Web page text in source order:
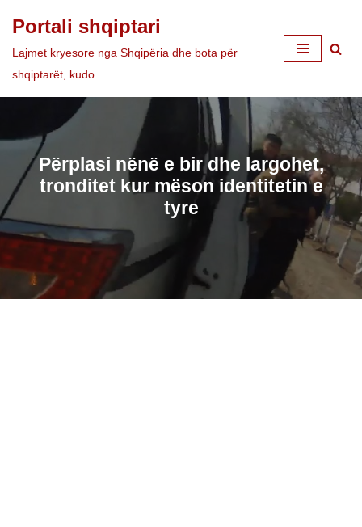
Skip
to
Portali shqiptari
Lajmet kryesore nga Shqipëria dhe bota për
shqiptarët, kudo
Përplasi nënë e bir dhe largohet,
tronditet kur mëson identitetin e
tyre